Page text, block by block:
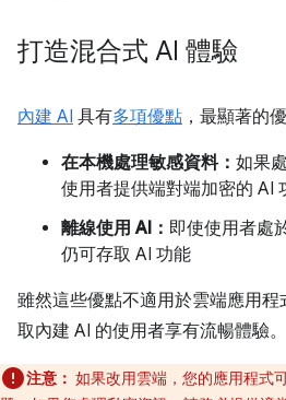
打造混合式 AI 體驗
內建 AI 具有多項優點 ，最顯著的
在本機處理敏感資料： 如果
使用者提供端對端加密的 AI
離線使用 AI： 即使使用者處
仍可存取 AI 功能
雖然這些優點不適用於雲端應用
取內建 AI 的使用者享有流暢體驗。
注意： 如果改用雲端，您的應用程式